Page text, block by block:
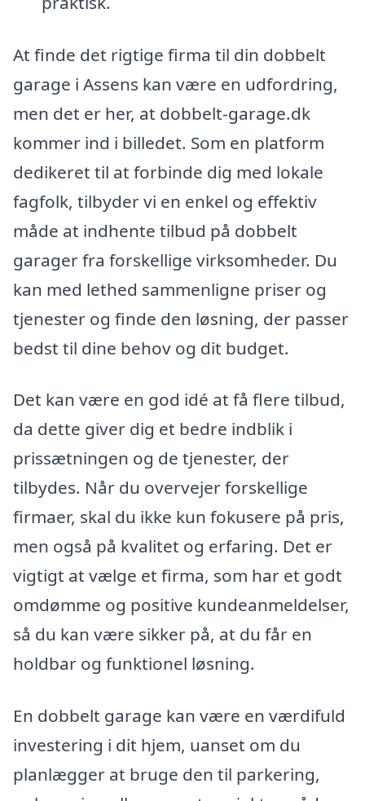
At finde det rigtige firma til din dobbelt
garage i Assens kan være en udfordring,
men det er her, at dobbelt-garage.dk
kommer ind i billedet. Som en platform
dedikeret til at forbinde dig med lokale
fagfolk, tilbyder vi en enkel og effektiv
måde at indhente tilbud på dobbelt
garager fra forskellige virksomheder. Du
kan med lethed sammenligne priser og
tjenester og finde den løsning, der passer
bedst til dine behov og dit budget.
Det kan være en god idé at få flere tilbud,
da dette giver dig et bedre indblik i
prissætningen og de tjenester, der
tilbydes. Når du overvejer forskellige
firmaer, skal du ikke kun fokusere på pris,
men også på kvalitet og erfaring. Det er
vigtigt at vælge et firma, som har et godt
omdømme og positive kundeanmeldelser,
så du kan være sikker på, at du får en
holdbar og funktionel løsning.
En dobbelt garage kan være en værdifuld
investering i dit hjem, uanset om du
planlægger at bruge den til parkering,